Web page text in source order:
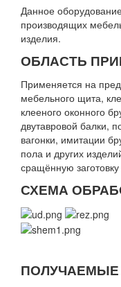
Данное
производящих
изделия.
ОБЛАСТЬ
Применяется на
мебельного щита,
клееного оконного
двутавровой балки,
вагонки, имитации
пола и других
сращённую
СХЕМА
ПОЛУЧАЕМЫЕ